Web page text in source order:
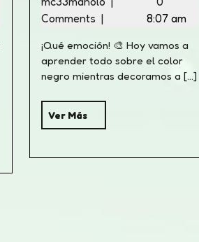
Comments | 8:07 am
¡Qué emoción! 🎨 Hoy vamos a
aprender todo sobre el color
negro mientras decoramos a [...]
Ver Más